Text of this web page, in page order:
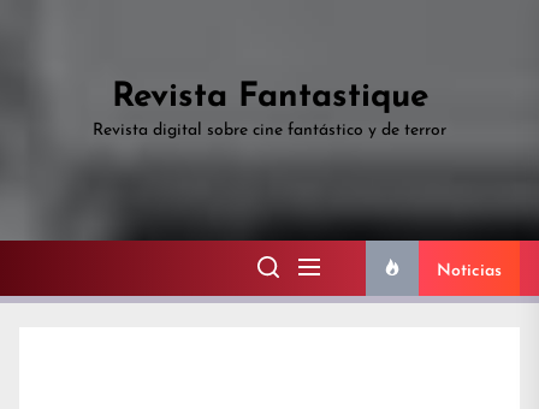
Revista Fantastique
Revista digital sobre cine fantástico y de terror
Noticias